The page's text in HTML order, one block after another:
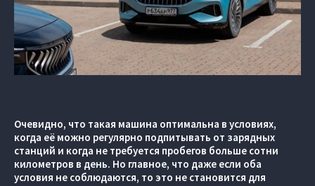
Очевидно, что такая машина оптимальна в условиях,
когда её можно регулярно подпитывать от зарядных
станций и когда не требуется пробегов больше сотни
километров в день. Но главное, что даже если оба
условия не соблюдаются, то это не становится для